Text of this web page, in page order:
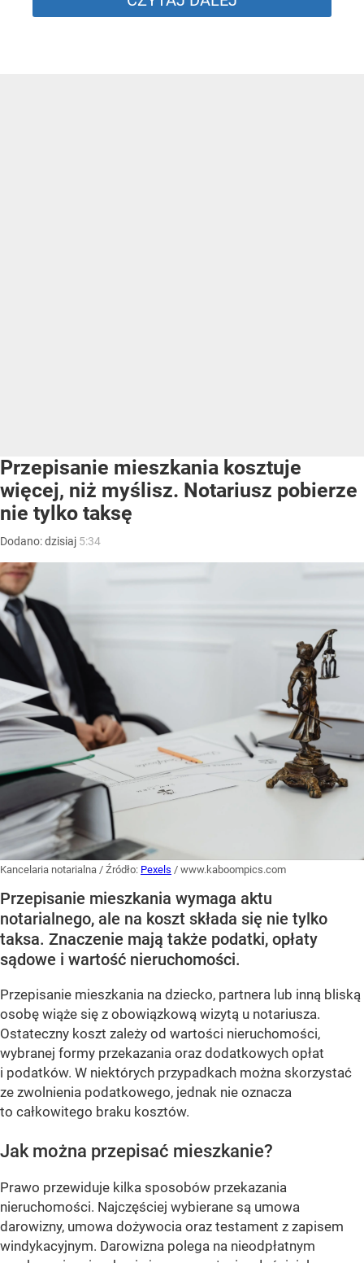
Przepisanie mieszkania kosztuje
więcej, niż myślisz. Notariusz pobierze
nie tylko taksę
Dodano:dzisiaj 5:34
Kancelaria notarialna / Źródło: Pexels / www.kaboompics.com
Przepisanie mieszkania wymaga aktu
notarialnego, ale na koszt składa się nie tylko
taksa. Znaczenie mają także podatki, opłaty
sądowe i wartość nieruchomości.
Przepisanie mieszkania na dziecko, partnera lub inną bliską
osobę wiąże się z obowiązkową wizytą u notariusza.
Ostateczny koszt zależy od wartości nieruchomości,
wybranej formy przekazania oraz dodatkowych opłat
i podatków. W niektórych przypadkach można skorzystać
ze zwolnienia podatkowego, jednak nie oznacza
to całkowitego braku kosztów.
Jak można przepisać mieszkanie?
Prawo przewiduje kilka sposobów przekazania
nieruchomości. Najczęściej wybierane są umowa
darowizny, umowa dożywocia oraz testament z zapisem
windykacyjnym. Darowizna polega na nieodpłatnym